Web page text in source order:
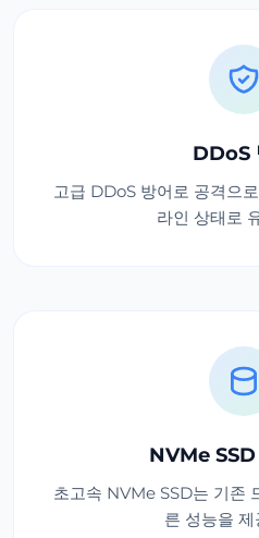
DDoS
고급 DDoS 방어로 공격으
라인 상태로
NVMe SSD
초고속 NVMe SSD는 기존
른 성능을